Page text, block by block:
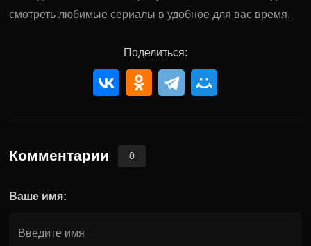
смотреть любимые сериалы в удобное для вас время.
Поделиться:
Комментарии 0
Ваше имя: